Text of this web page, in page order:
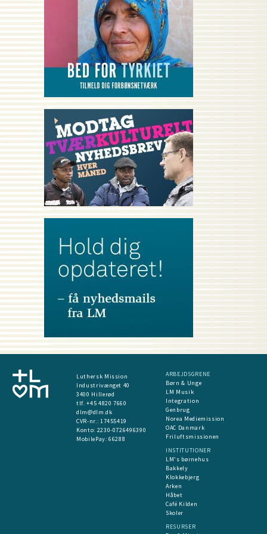
Luthersk Mission
Industrivænget 40
3400 Hillerød
tlf. +45 4820 7660
dlm@dlm.dk
CVR-nr.: 17455419
​Konto: 2230-0726496390
MobilePay:66288
ARBEJDSGRENE
Børn & Unge
LM Musik
Integration
Genbrug
Norea Mediemission
OAC Danmark
Friluftsmissionen
INSTITUTIONER
LM's børnehus
Bakkely
Klokkebjerg
Arken
Håbet
Café Kilden
Skoler
RESURSER